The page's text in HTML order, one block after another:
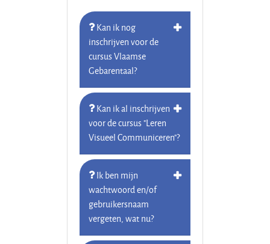
Kan ik nog
inschrijven voor de
cursus Vlaamse
Gebarentaal?
Kan ik al inschrijven
voor de cursus "Leren
Visueel Communiceren"?
Ik ben mijn
wachtwoord en/of
gebruikersnaam
vergeten, wat nu?